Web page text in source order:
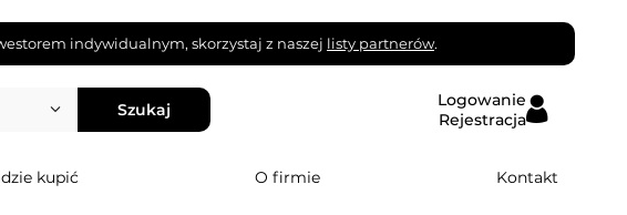
indywidualnym, skorzystaj z naszej listy partnerów.
Szukaj
Logowanie
Rejestracja
kupić O firmie Kontakt